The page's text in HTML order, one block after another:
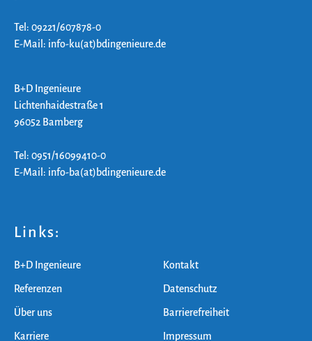
Tel: 09221/607878-0
E-Mail: info-ku(at)bdingenieure.de
B+D Ingenieure
Lichtenhaidestraße 1
96052 Bamberg
Tel: 0951/16099410-0
E-Mail: info-ba(at)bdingenieure.de
Links:
B+D Ingenieure
Referenzen
Über uns
Karriere
Kontakt
Datenschutz
Barrierefreiheit
Impressum